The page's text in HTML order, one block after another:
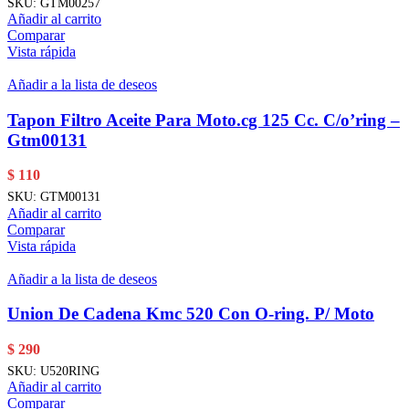
Añadir al carrito
Comparar
Vista rápida
Añadir a la lista de deseos
Tapon Filtro Aceite Para Moto.cg 125 Cc. C/o’ring –
Gtm00131
$ 110
SKU: GTM00131
Añadir al carrito
Comparar
Vista rápida
Añadir a la lista de deseos
Union De Cadena Kmc 520 Con O-ring. P/ Moto
$ 290
SKU: U520RING
Añadir al carrito
Comparar